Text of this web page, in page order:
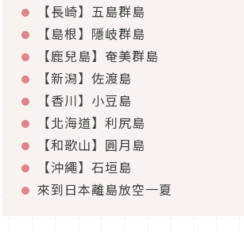
【長崎】五島群島
【島根】隱岐群島
【鹿兒島】奄美群島
【新潟】佐渡島
【香川】小豆島
【北海道】利尻島
【和歌山】圓月島
【沖繩】石垣島
來到日本離島放空一夏